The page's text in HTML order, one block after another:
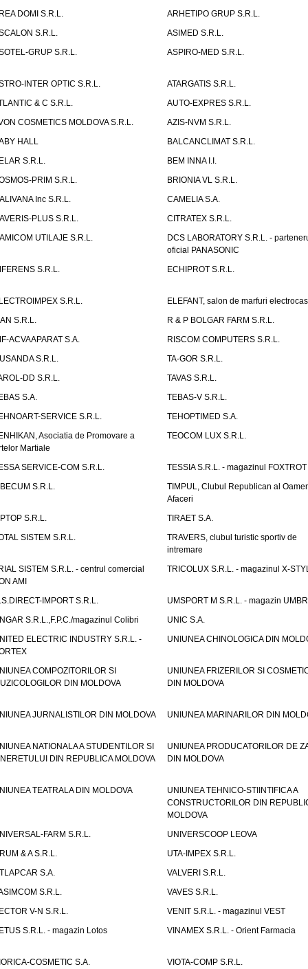
DOMI S.R.L.
ARHETIPO GRUP S.R.L.
S.R.L.
ASIMED S.R.L.
GRUP S.R.L.
ASPIRO-MED S.R.L.
INTER OPTIC S.R.L.
ATARGATIS S.R.L.
& C S.R.L.
AUTO-EXPRES S.R.L.
COSMETICS MOLDOVA S.R.L.
AZIS-NVM S.R.L.
HALL
BALCANCLIMAT S.R.L.
S.R.L.
BEM INNA I.I.
PRIM S.R.L.
BRIONIA VL S.R.L.
Inc S.R.L.
CAMELIA S.A.
PLUS S.R.L.
CITRATEX S.R.L.
UTILAJE S.R.L.
DCS LABORATORY S.R.L. -
oficial PANASONIC
S.R.L.
ECHIPROT S.R.L.
S.R.L.
ELEFANT, salon de marfuri
S.R.L.
R & P BOLGAR FARM S.R.L.
ACVAAPARAT S.A.
RISCOM COMPUTERS S.R.L.
S.R.L.
TA-GOR S.R.L.
DD S.R.L.
TAVAS S.R.L.
S.A.
TEBAS-V S.R.L.
SERVICE S.R.L.
TEHOPTIMED S.A.
Asociatia de Promovare a
Martiale
TEOCOM LUX S.R.L.
SERVICE-COM S.R.L.
TESSIA S.R.L. - magazinul FOXTROT
S.R.L.
TIMPUL, Clubul Republican al
Afaceri
S.R.L.
TIRAET S.A.
SISTEM S.R.L.
TRAVERS, clubul turistic sportiv de
intremare
SISTEM S.R.L. - centrul comercial
AMI
TRICOLUX S.R.L. - magazinul X-
IMPORT S.R.L.
UMSPORT M S.R.L. - magazin
S.R.L.,F.P.C./magazinul Colibri
UNIC S.A.
ELECTRIC INDUSTRY S.R.L. -
UNIUNEA CHINOLOGICA DIN
COMPOZITORILOR SI
DIN MOLDOVA
UNIUNEA FRIZERILOR SI
DIN MOLDOVA
JURNALISTILOR DIN MOLDOVA UNIUNEA MARINARILOR DIN
NATIONALA A STUDENTILOR SI
DIN REPUBLICA MOLDOVA
UNIUNEA PRODUCATORILOR DE
DIN MOLDOVA
TEATRALA DIN MOLDOVA
UNIUNEA TEHNICO-STIINTIFICA A
CONSTRUCTORILOR DIN
MOLDOVA
FARM S.R.L.
UNIVERSCOOP LEOVA
& A S.R.L.
UTA-IMPEX S.R.L.
S.A.
VALVERI S.R.L.
S.R.L.
VAVES S.R.L.
V-N S.R.L.
VENIT S.R.L. - magazinul VEST
S.R.L. - magazin Lotos
VINAMEX S.R.L. - Orient Farmacia
COSMETIC S.A.
VIOTA-COMP S.R.L.